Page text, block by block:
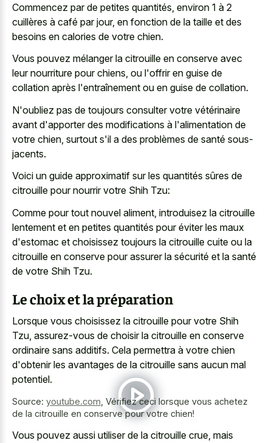
Commencez par de petites quantités, environ 1 à 2
cuillères à café par jour, en fonction de la taille et des
besoins en calories de votre chien.
Vous pouvez mélanger la citrouille en conserve avec
leur nourriture pour chiens, ou l'offrir en guise de
collation après l'entraînement ou en guise de collation.
N'oubliez pas de toujours consulter votre vétérinaire
avant d'apporter des modifications à l'alimentation de
votre chien, surtout s'il a des problèmes de santé sous-
jacents.
Voici un guide approximatif sur les quantités sûres de
citrouille pour nourrir votre Shih Tzu:
Comme pour tout nouvel aliment, introduisez la citrouille
lentement et en petites quantités pour éviter les maux
d'estomac et choisissez toujours la citrouille cuite ou la
citrouille en conserve pour assurer la sécurité et la santé
de votre Shih Tzu.
Le choix et la préparation
Lorsque vous choisissez la citrouille pour votre Shih
Tzu, assurez-vous de choisir la citrouille en conserve
ordinaire sans additifs. Cela permettra à votre chien
d'obtenir les avantages de la citrouille sans aucun mal
potentiel.
Source: youtube.com Vérifiez ceci lorsque vous achetez
de la citrouille en conserve pour votre chien!
Vous pouvez aussi utiliser de la citrouille crue, mais